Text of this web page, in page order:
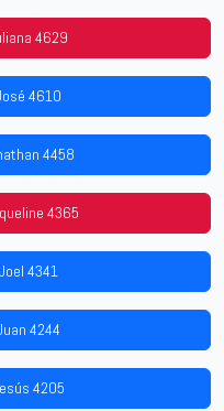
4629
4610
4458
4365
4341
4244
4205